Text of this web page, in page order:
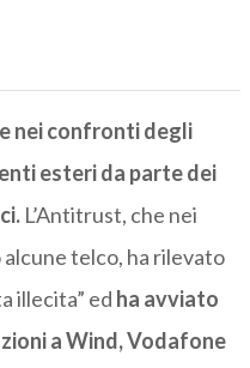
nei confronti degli
esteri da parte dei
L’Antitrust, che nei
telco, ha rilevato
illecita” ed ha avviato
a Wind, Vodafone